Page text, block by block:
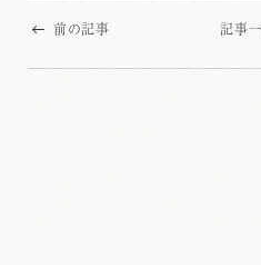
前の記事 記事